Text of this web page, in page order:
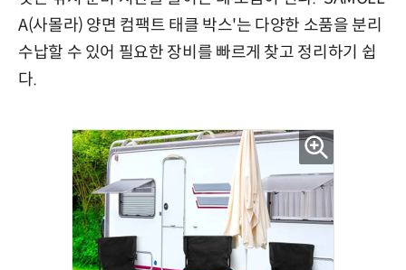
A(사몰라) 양면 컴팩트 태클 박스'는 다양한 소품을 분리
수납할 수 있어 필요한 장비를 빠르게 찾고 정리하기 쉽
다.